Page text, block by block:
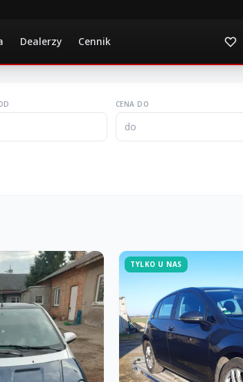
Dealerzy Cennik
CENA DO
TYLKO U NAS